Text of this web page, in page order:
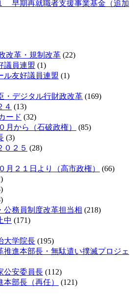
早期再就職者支援事業基金（追加
改革・規制改革 (22)
議員連盟 (1)
ル友好議員連盟 (1)
・デジタル行財政改革 (169)
４ (13)
ード (32)
月から（石破政権）
(85)
(3)
０２５ (28)
月２１日より（高市政権）
(66)
公務員制度改革担当相 (218)
中 (171)
大学院長 (195)
推進本部長・無駄遣い撲滅プロジェ
公安委員長 (112)
部長（再任）
(121)